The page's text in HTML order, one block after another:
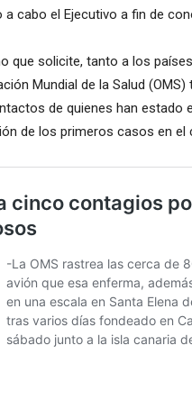
cabo el Ejecutivo a fin de
que solicite, tanto a los
Mundial de la Salud
de quienes han
de los primeros casos en el